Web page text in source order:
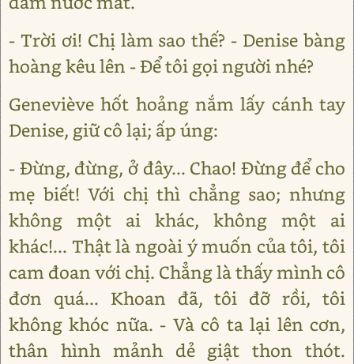
- Trời ơi! Chị làm sao thế? - Denise bàng
hoàng kêu lên - Để tôi gọi người nhé?
Geneviève hốt hoảng nắm lấy cánh tay
Denise, giữ cô lại; ấp úng:
- Đừng, đừng, ở đây... Chao! Đừng để cho
mẹ biết! Với chị thì chẳng sao; nhưng
không một ai khác, không một ai
khác!... Thật là ngoài ý muốn của tôi, tôi
cam đoan với chị. Chẳng là thấy mình cô
đơn quá... Khoan đã, tôi đỡ rồi, tôi
không khóc nữa. - Và cô ta lại lên cơn,
thân hình mảnh dẻ giật thon thót.